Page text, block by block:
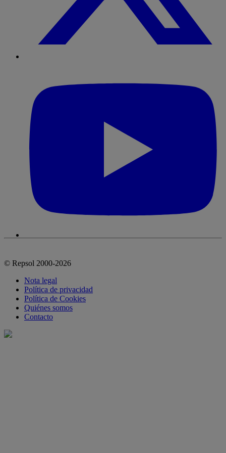
© Repsol 2000-2026
Nota legal
Política de privacidad
Política de Cookies
Quiénes somos
Contacto